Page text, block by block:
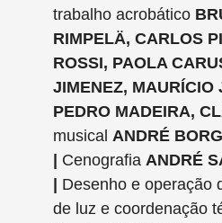
trabalho acrobático
RIMPELÄ, CARLOS
ROSSI, PAOLA
JIMENEZ, MAURÍCIO
PEDRO MADEIRA,
musical ANDRÉ
Cenografia ANDRÉ
Desenho e operação
de luz e coordenação